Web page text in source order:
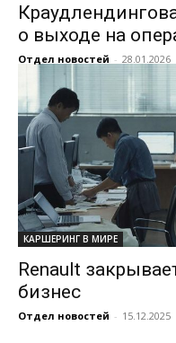
о выходе на
Отдел новостей - 28.01.2026
КАРШЕРИНГ В МИРЕ
Renault
бизнес
Отдел новостей - 15.12.2025